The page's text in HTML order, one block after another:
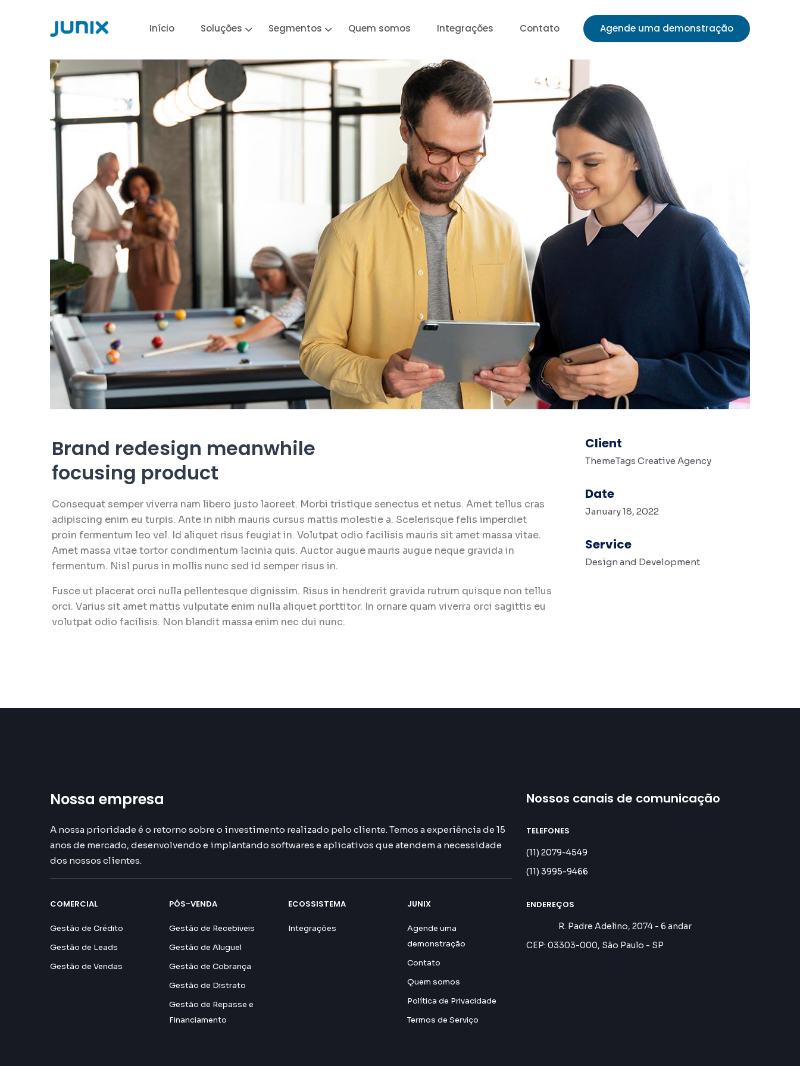
Início Soluções Segmentos Quem somos Integrações Contato Agende uma demonstração
Brand redesign meanwhile
focusing product
Consequat semper viverra nam libero justo laoreet. Morbi tristique senectus et netus. Amet tellus cras
adipiscing enim eu turpis. Ante in nibh mauris cursus mattis molestie a. Scelerisque felis imperdiet
proin fermentum leo vel. Id aliquet risus feugiat in. Volutpat odio facilisis mauris sit amet massa vitae.
Amet massa vitae tortor condimentum lacinia quis. Auctor augue mauris augue neque gravida in
fermentum. Nisl purus in mollis nunc sed id semper risus in.
Fusce ut placerat orci nulla pellentesque dignissim. Risus in hendrerit gravida rutrum quisque non tellus
orci. Varius sit amet mattis vulputate enim nulla aliquet porttitor. In ornare quam viverra orci sagittis eu
volutpat odio facilisis. Non blandit massa enim nec dui nunc.
Client
ThemeTags Creative Agency
Date
January 18, 2022
Service
Design and Development
Nossa empresa
A nossa prioridade é o retorno sobre o investimento realizado pelo cliente. Temos a experiência de 15
anos de mercado, desenvolvendo e implantando softwares e aplicativos que atendem a necessidade
dos nossos clientes.
COMERCIAL
Gestão de Crédito
Gestão de Leads
Gestão de Vendas
PÓS-VENDA
Gestão de Recebiveis
Gestão de Aluguel
Gestão de Cobrança
Gestão de Distrato
Gestão de Repasse e
Financiamento
ECOSSISTEMA
Integrações
JUNIX
Agende uma
demonstração
Contato
Quem somos
Política de Privacidade
Termos de Serviço
Nossos canais de comunicação
TELEFONES
(11) 2079-4549
(11) 3995-9466
ENDEREÇOS
R. Padre Adelino, 2074 - 6 andar
CEP: 03303-000, São Paulo - SP